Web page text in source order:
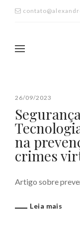
26/09/2023
na
crimes
Artigo sobre
Leia mais